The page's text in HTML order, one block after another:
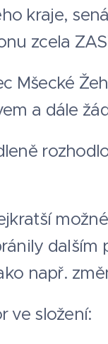
kraje,
zcela
Mšecké
a dále
např.
ve složení: